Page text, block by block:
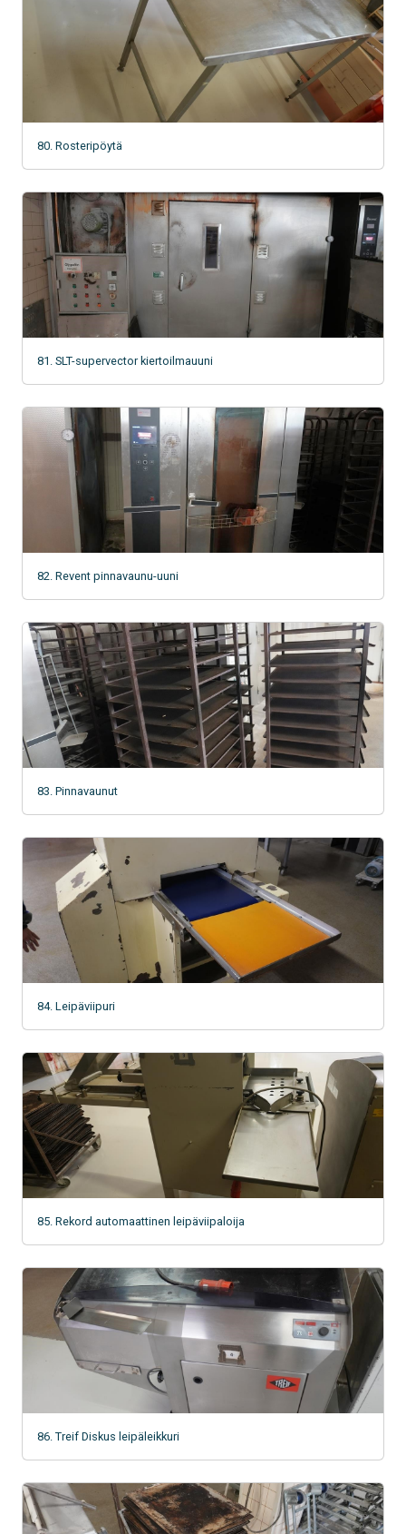
80. Rosteripöytä
81. SLT-supervector kiertoilmauuni
82. Revent pinnavaunu-uuni
83. Pinnavaunut
84. Leipäviipuri
85. Rekord automaattinen leipäviipaloija
86. Treif Diskus leipäleikkuri